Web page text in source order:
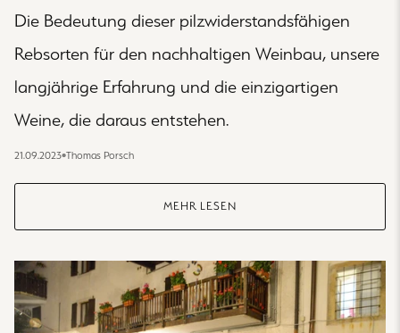
Die Bedeutung dieser pilzwiderstandsfähigen
Rebsorten für den nachhaltigen Weinbau, unsere
langjährige Erfahrung und die einzigartigen
Weine, die daraus entstehen.
21.09.2023•Thomas Porsch
MEHR LESEN